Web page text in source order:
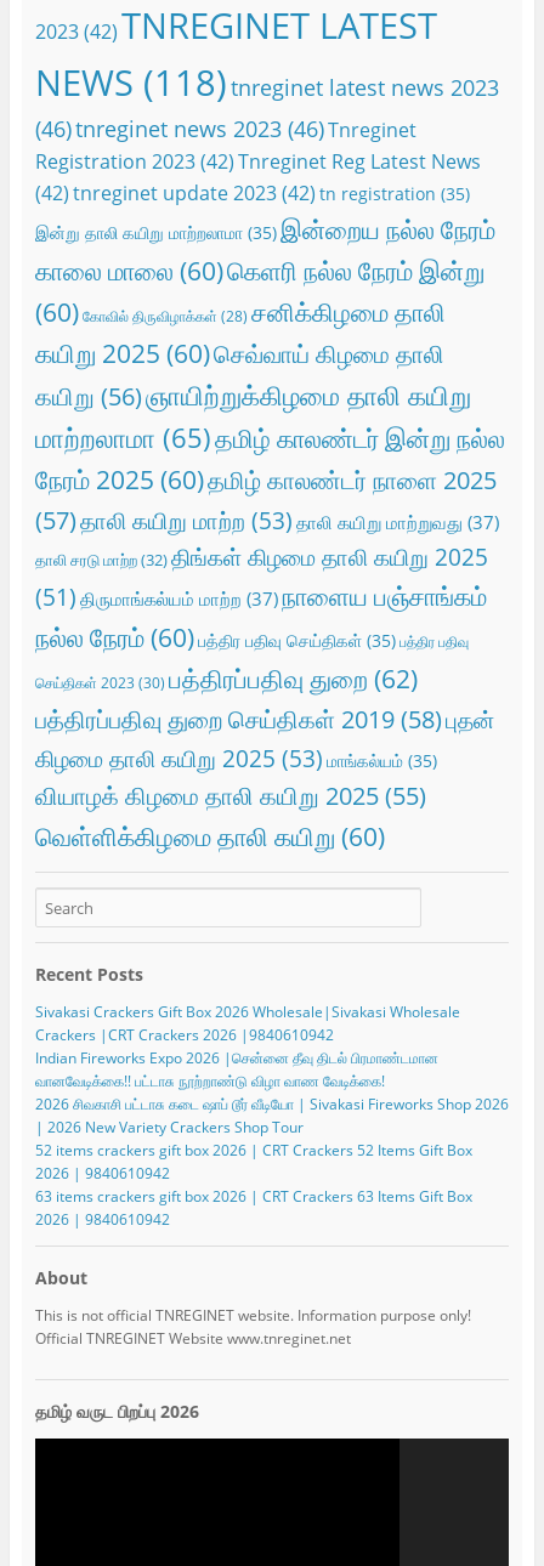
2023(42)TNREGINET LATEST
NEWS (118)tnreginet latest news 2023
(46)tnreginet news 2023(46)Tnreginet
Registration 2023(42)Tnreginet Reg Latest News
(42)tnreginet update 2023(42) tn registration (35)
இன்று தாலி கயிறு மாற்றலாமா(35)இன்றைய நல்ல நேரம்
காலை மாலை (60)கெளரி நல்ல நேரம் இன்று
(60) கோவில் திருவிழாக்கள் (28) சனிக்கிழமை தாலி
கயிறு 2025 (60)செவ்வாய் கிழமை தாலி
கயிறு (56)ஞாயிற்றுக்கிழமை தாலி கயிறு
மாற்றலாமா (65)தமிழ் காலண்டர் இன்று நல்ல
நேரம் 2025 (60)தமிழ் காலண்டர் நாளை 2025
(57)தாலி கயிறு மாற்ற (53) தாலி கயிறு மாற்றுவது (37)
தாலி சரடு மாற்ற(32)திங்கள் கிழமை தாலி கயிறு 2025
(51) திருமாங்கல்யம் மாற்ற (37)நாளைய பஞ்சாங்கம்
நல்ல நேரம்(60)பத்திர பதிவு செய்திகள்(35) பத்திர பதிவு
செய்திகள் 2023 (30) பத்திரப்பதிவு துறை (62)
பத்திரப்பதிவு துறை செய்திகள் 2019(58)புதன்
கிழமை தாலி கயிறு 2025 (53) மாங்கல்யம்(35)
வியாழக் கிழமை தாலி கயிறு 2025(55)
வெள்ளிக்கிழமை தாலி கயிறு (60)
Recent Posts
Sivakasi Crackers Gift Box 2026 Wholesale|Sivakasi Wholesale
Crackers |CRT Crackers 2026 |9840610942
Indian Fireworks Expo 2026 |சென்னை தீவு திடல் பிரமாண்டமான
வானவேடிக்கை!! பட்டாசு நூற்றாண்டு விழா வாண வேடிக்கை!
2026 சிவகாசி பட்டாசு கடை ஷாப் டூர் வீடியோ | Sivakasi Fireworks Shop 2026
| 2026 New Variety Crackers Shop Tour
52 items crackers gift box 2026 | CRT Crackers 52 Items Gift Box
2026 | 9840610942
63 items crackers gift box 2026 | CRT Crackers 63 Items Gift Box
2026 | 9840610942
About
This is not official TNREGINET website. Information purpose only!
Official TNREGINET Website www.tnreginet.net
தமிழ் வருட பிறப்பு 2026